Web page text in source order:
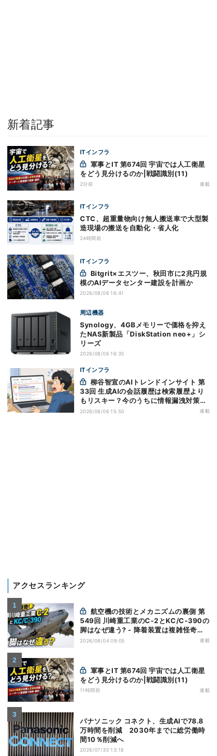
新着記事
ITインフラ
をどう見分けるのか|戦闘識別(11)
2分前 連載
ITインフラ
CTC、超重量物向け無人搬送車で大型製
造現場の搬送を自動化・省人化
24時間前
ITインフラ
模のAIデータセンター建設を計画か
2026/08/06 16:41
周辺機器
Synology、4GBメモリーで価格を抑え
たNAS新製品「DiskStation neo+」シ
リーズ
2026/08/06 16:35
ITインフラ
33回 生成AIの会話履歴は検索履歴より
もリスキー？今のうちに情報漏洩対策を
万全にしておこう
2026/08/06 15:50 連載
アクセスランキング
549回 川崎重工業のC-2とKC/C-390の
脚はなぜ違う? - 降着装置は複雑怪奇
(5)|軍用輸送機(10)
2026/08/04 09:05 連載
をどう見分けるのか|戦闘識別(11)
11時間前 連載
パナソニック コネクト、生成AIで78.8
万時間を削減 2030年までに総労働時
間10％削減へ
2026/07/30 13:18